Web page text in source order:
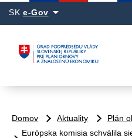
SK e-Govarrow_drop_down
Domov Aktuality
Plán
Európska komisia schválila